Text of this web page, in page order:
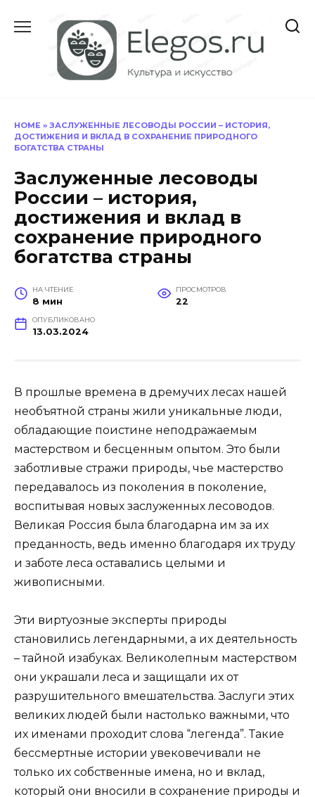
содержанию
HOME » ЗАСЛУЖЕННЫЕ ЛЕСОВОДЫ РОССИИ – ИСТОРИЯ,
ДОСТИЖЕНИЯ И ВКЛАД В СОХРАНЕНИЕ ПРИРОДНОГО
БОГАТСТВА СТРАНЫ
Заслуженные лесоводы
России – история,
достижения и вклад в
сохранение природного
богатства страны
НА ЧТЕНИЕ
8 мин
ПРОСМОТРОВ
22
ОПУБЛИКОВАНО
13.03.2024
В прошлые времена в дремучих лесах нашей
необъятной страны жили уникальные люди,
обладающие поистине неподражаемым
мастерством и бесценным опытом. Это были
заботливые стражи природы, чье мастерство
передавалось из поколения в поколение,
воспитывая новых заслуженных лесоводов.
Великая Россия была благодарна им за их
преданность, ведь именно благодаря их труду
и заботе леса оставались целыми и
живописными.
Эти виртуозные эксперты природы
становились легендарными, а их деятельность
– тайной изабуках. Великолепным мастерством
они украшали леса и защищали их от
разрушительного вмешательства. Заслуги этих
великих людей были настолько важными, что
их именами проходит слова “легенда”. Такие
бессмертные истории увековечивали не
только их собственные имена, но и вклад,
который они вносили в сохранение природы и